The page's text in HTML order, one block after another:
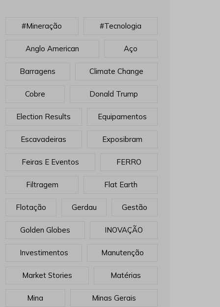
#mineração #tecnologia
Anglo American Aço
Barragens Climate Change
Cobre Donald Trump
Election Results Equipamentos
Escavadeiras Exposibram
Feiras E Eventos FERRO
Filtragem Flat Earth
Flotação Gerdau Gestão
Golden Globes INOVAÇÃO
Investimentos Manutenção
Market Stories Matérias
Mina Minas Gerais